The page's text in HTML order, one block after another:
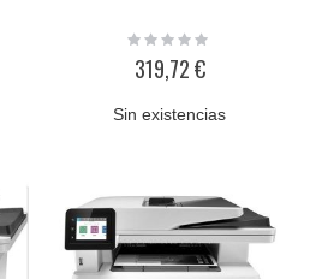
Rating:
319,72 €
Sin existencias